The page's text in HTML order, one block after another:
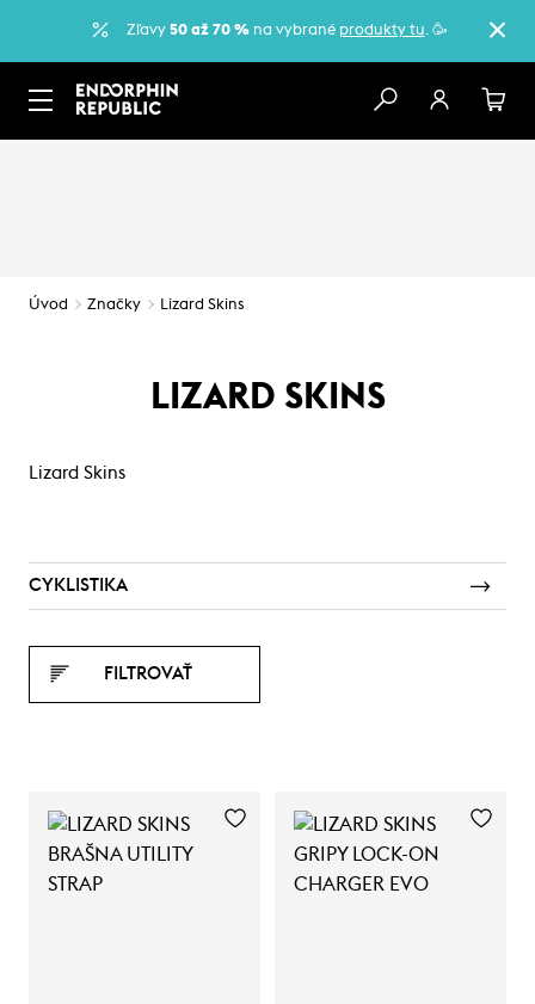
Zľavy 50 až 70 %na vybrané produkty tu. 🥳
Úvod Značky Lizard Skins
LIZARD SKINS
Lizard Skins
CYKLISTIKA
FILTROVAŤ